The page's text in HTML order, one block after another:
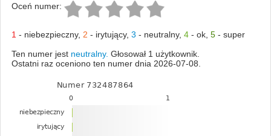
Oceń numer:
1 - niebezpieczny, 2 - irytujący, 3 - neutralny, 4- ok, 5- super
Ten numer jest neutralny. Głosował 1 użytkownik.
Ostatni raz oceniono ten numer dnia 2026-07-08.